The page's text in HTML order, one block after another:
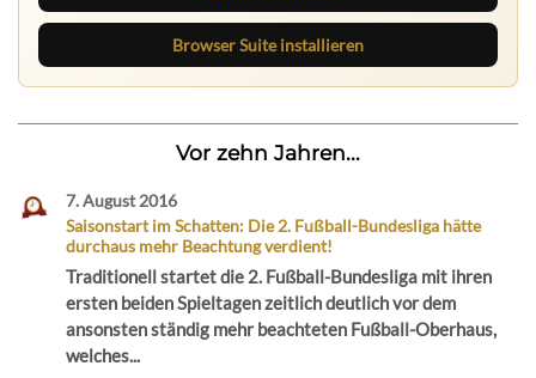
Browser Suite installieren
Vor zehn Jahren...
7. August 2016
Saisonstart im Schatten: Die 2. Fußball-Bundesliga hätte
durchaus mehr Beachtung verdient!
Traditionell startet die 2. Fußball-Bundesliga mit ihren
ersten beiden Spieltagen zeitlich deutlich vor dem
ansonsten ständig mehr beachteten Fußball-Oberhaus,
welches...